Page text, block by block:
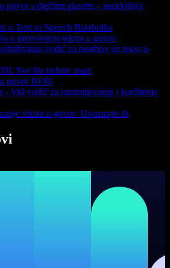
govor s dječjim glasom – neodoljiva
o Text to Speech Balabolka
u pretvaranju teksta u govor
vodič za beatbox uz tekst-u-
Sve što trebate znati
govor BFB!
- Vaš vodič za razumijevanje i korištenje
teksta u govor: Upoznajte ih